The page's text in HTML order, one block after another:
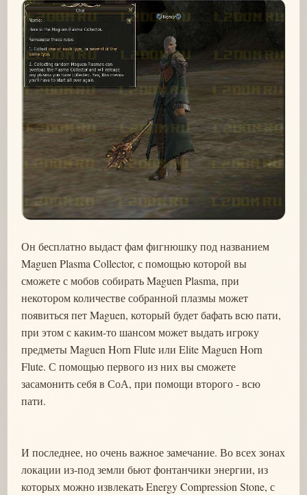
Он бесплатно выдаст фам фигнюшку под названием
Maguen Plasma Collector, с помощью которой вы
сможете с мобов собирать Maguen Plasma, при
некотором количестве собранной плазмы может
появиться пет Maguen, который будет бафать всю пати,
при этом с каким-то шансом может выдать игроку
предметы Maguen Horn Flute или Elite Maguen Horn
Flute. С помощью первого из них вы сможете
засамонить себя в СоА, при помощи второго - всю
пати.
И последнее, но очень важное замечание. Во всех зонах
локации из-под земли бьют фонтанчики энергии, из
которых можно извлекать Energy Compression Stone, с